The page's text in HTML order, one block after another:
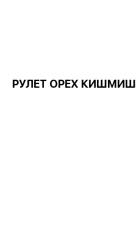
РУЛЕТ ОРЕХ КИШМИШ